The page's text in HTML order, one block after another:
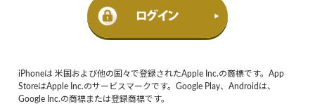
iPhoneは 米国および他の国々で登録されたApple Inc.の商標です。App
StoreはApple Inc.のサービスマークです。Google Play、Androidは、
Google Inc.の商標または登録商標です。